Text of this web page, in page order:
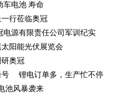
车电池 寿命
行莅临奥冠
电源有限责任公司军训纪实
阳能光伏展览会
奥冠
号
锂电订单多，生产忙不停
池风暴袭来